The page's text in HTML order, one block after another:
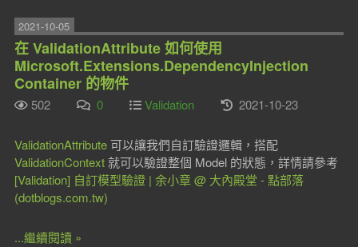
2021-10-05
在 ValidationAttribute 如何使用
Microsoft.Extensions.DependencyInjection
Container 的物件
502 0 Validation 2021-10-23
ValidationAttribute可以讓我們自訂驗證邏輯，搭配
ValidationContext就可以驗證整個 Model 的狀態，詳情請參考
[Validation] 自訂模型驗證 | 余小章 @ 大內殿堂 - 點部落
(dotblogs.com.tw)
...繼續閱讀 »